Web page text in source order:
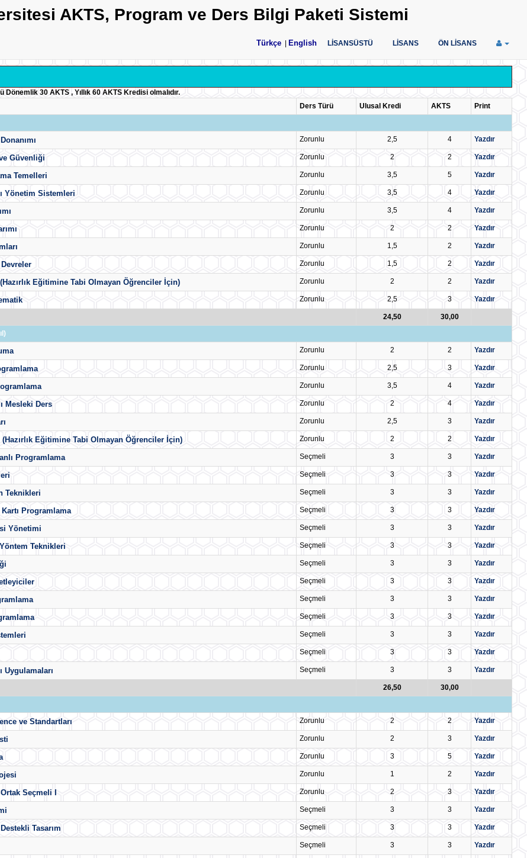
AKTS, Program ve Ders Bilgi Paketi Sistemi
Türkçe English LİSANSÜSTÜ LİSANS ÖN LİSANS
30 AKTS , Yıllık 60 AKTS Kredisi olmalıdır.
Ders Türü Ulusal Kredi AKTS
Print
Zorunlu 2,5 4 Yazdır
ve Güvenliği Zorunlu 2 2 Yazdır
Temelleri Zorunlu 3,5 5 Yazdır
Yönetim Sistemleri Zorunlu 3,5 4 Yazdır
Zorunlu 3,5 4 Yazdır
Zorunlu 2 2 Yazdır
Zorunlu 1,5 2 Yazdır
Zorunlu 1,5 2 Yazdır
Eğitimine Tabi Olmayan Öğrenciler İçin) Zorunlu 2 2 Yazdır
Zorunlu 2,5 3 Yazdır
24,50
30,00
Zorunlu 2 2 Yazdır
Zorunlu 2,5 3 Yazdır
Zorunlu 3,5 4 Yazdır
Mesleki Ders Zorunlu 2 4 Yazdır
Zorunlu 2,5 3 Yazdır
(Hazırlık Eğitimine Tabi Olmayan Öğrenciler İçin) Zorunlu 2 2 Yazdır
Programlama Seçmeli 3 3 Yazdır
Seçmeli 3 3 Yazdır
Teknikleri Seçmeli 3 3 Yazdır
Programlama Seçmeli 3 3 Yazdır
Yönetimi Seçmeli 3 3 Yazdır
Teknikleri Seçmeli 3 3 Yazdır
Seçmeli 3 3 Yazdır
Seçmeli 3 3 Yazdır
Seçmeli 3 3 Yazdır
Seçmeli 3 3 Yazdır
Seçmeli 3 3 Yazdır
Seçmeli 3 3 Yazdır
Uygulamaları Seçmeli 3 3 Yazdır
26,50
30,00
ve Standartları Zorunlu 2 2 Yazdır
Zorunlu 2 3 Yazdır
Zorunlu 3 5 Yazdır
Zorunlu 1 2 Yazdır
Seçmeli I Zorunlu 2 3 Yazdır
Seçmeli 3 3 Yazdır
Tasarım Seçmeli 3 3 Yazdır
Seçmeli 3 3 Yazdır